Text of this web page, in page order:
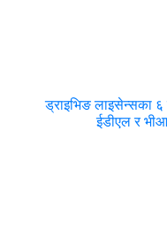
ड्राइभिङ लाइसेन्सका
ईडीएल र